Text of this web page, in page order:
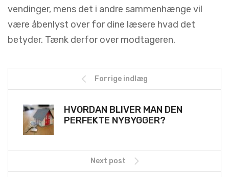
vendinger, mens det i andre sammenhænge vil
være åbenlyst over for dine læsere hvad det
betyder. Tænk derfor over modtageren.
Forrige indlæg
HVORDAN BLIVER MAN DEN
PERFEKTE NYBYGGER?
Next post